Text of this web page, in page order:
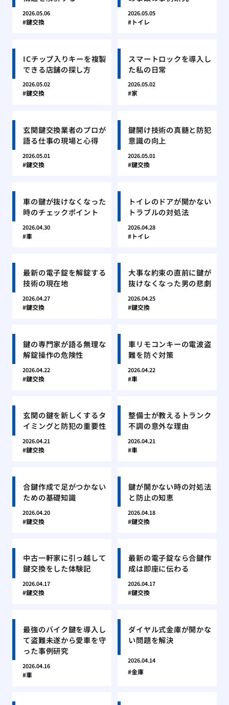
2026.05.06
鍵交換
2026.05.05
トイレ
ICチップ入りキーを複製
できる店舗の探し方
2026.05.02
鍵交換
スマートロックを導入し
た私の日常
2026.05.02
家
玄関鍵交換業者のプロが
語る仕事の現場と心得
2026.05.01
鍵交換
鍵開け技術の真髄と防犯
意識の向上
2026.05.01
鍵交換
車の鍵が抜けなくなった
時のチェックポイント
2026.04.30
車
トイレのドアが開かない
トラブルの対処法
2026.04.28
トイレ
最新の電子錠を解錠する
技術の現在地
2026.04.27
鍵交換
大事な約束の直前に鍵が
抜けなくなった男の悲劇
2026.04.25
鍵交換
鍵の専門家が語る無理な
解錠操作の危険性
2026.04.22
鍵交換
車リモコンキーの電波盗
難を防ぐ対策
2026.04.22
車
玄関の鍵を新しくするタ
イミングと防犯の重要性
2026.04.21
鍵交換
整備士が教えるトランク
不調の意外な理由
2026.04.21
車
合鍵作成で足がつかない
ための基礎知識
2026.04.20
鍵交換
鍵が開かない時の対処法
と防止の知恵
2026.04.18
鍵交換
中古一軒家に引っ越して
鍵交換をした体験記
2026.04.17
鍵交換
最新の電子錠なら合鍵作
成は即座に伝わる
2026.04.17
鍵交換
最強のバイク鍵を導入し
て盗難未遂から愛車を守
った事例研究
2026.04.16
車
ダイヤル式金庫が開かな
い問題を解決
2026.04.14
金庫